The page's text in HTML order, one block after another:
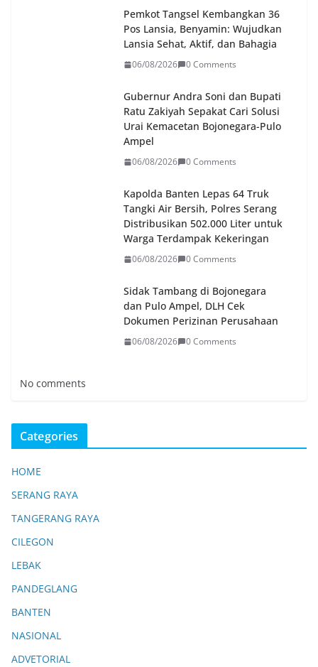
Pemkot Tangsel Kembangkan 36
Pos Lansia, Benyamin: Wujudkan
Lansia Sehat, Aktif, dan Bahagia
06/08/2026 0 Comments
Gubernur Andra Soni dan Bupati
Ratu Zakiyah Sepakat Cari Solusi
Urai Kemacetan Bojonegara-Pulo
Ampel
06/08/2026 0 Comments
Kapolda Banten Lepas 64 Truk
Tangki Air Bersih, Polres Serang
Distribusikan 502.000 Liter untuk
Warga Terdampak Kekeringan
06/08/2026 0 Comments
Sidak Tambang di Bojonegara
dan Pulo Ampel, DLH Cek
Dokumen Perizinan Perusahaan
06/08/2026 0 Comments
No comments
Categories
HOME
SERANG RAYA
TANGERANG RAYA
CILEGON
LEBAK
PANDEGLANG
BANTEN
NASIONAL
ADVETORIAL